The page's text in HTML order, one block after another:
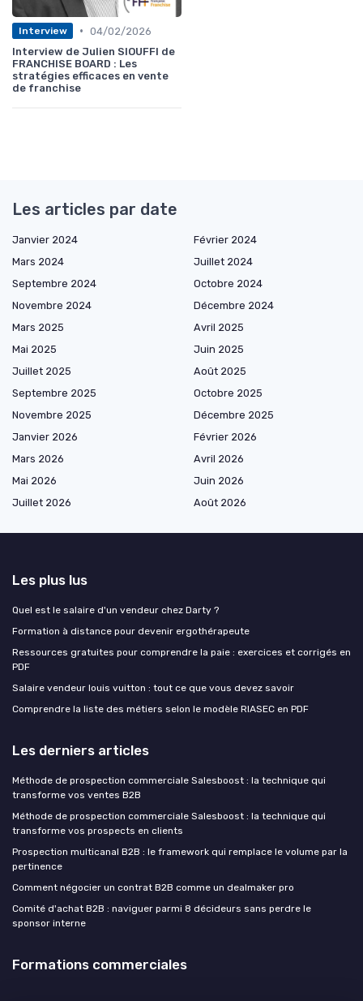
Interview • 04/02/2026
Interview de Julien SIOUFFI de
FRANCHISE BOARD : Les
stratégies efficaces en vente
de franchise
Les articles par date
Janvier 2024
Février 2024
Mars 2024
Juillet 2024
Septembre 2024
Octobre 2024
Novembre 2024
Décembre 2024
Mars 2025
Avril 2025
Mai 2025
Juin 2025
Juillet 2025
Août 2025
Septembre 2025
Octobre 2025
Novembre 2025
Décembre 2025
Janvier 2026
Février 2026
Mars 2026
Avril 2026
Mai 2026
Juin 2026
Juillet 2026
Août 2026
Les plus lus
Quel est le salaire d'un vendeur chez Darty ?
Formation à distance pour devenir ergothérapeute
Ressources gratuites pour comprendre la paie : exercices et corrigés en
PDF
Salaire vendeur louis vuitton : tout ce que vous devez savoir
Comprendre la liste des métiers selon le modèle RIASEC en PDF
Les derniers articles
Méthode de prospection commerciale Salesboost : la technique qui
transforme vos ventes B2B
Méthode de prospection commerciale Salesboost : la technique qui
transforme vos prospects en clients
Prospection multicanal B2B : le framework qui remplace le volume par la
pertinence
Comment négocier un contrat B2B comme un dealmaker pro
Comité d'achat B2B : naviguer parmi 8 décideurs sans perdre le
sponsor interne
Formations commerciales